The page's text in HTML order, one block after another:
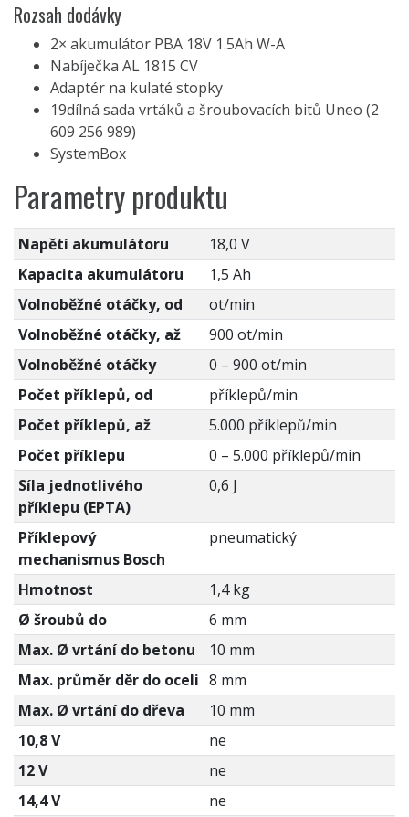
Rozsah dodávky
2× akumulátor PBA 18V 1.5Ah W-A
Nabíječka AL 1815 CV
Adaptér na kulaté stopky
19dílná sada vrtáků a šroubovacích bitů Uneo (2
609 256 989)
SystemBox
Parametry produktu
Napětí akumulátoru
18,0 V
Kapacita akumulátoru
1,5 Ah
Volnoběžné otáčky, od
ot/min
Volnoběžné otáčky, až
900 ot/min
Volnoběžné otáčky
0 – 900 ot/min
Počet příklepů, od
příklepů/min
Počet příklepů, až
5.000 příklepů/min
Počet příklepu
0 – 5.000 příklepů/min
Síla jednotlivého
příklepu (EPTA)
0,6 J
Příklepový
mechanismus Bosch
pneumatický
Hmotnost
1,4 kg
Ø šroubů do
6 mm
Max. Ø vrtání do betonu
10 mm
Max. průměr děr do oceli 8 mm
Max. Ø vrtání do dřeva
10 mm
10,8 V
ne
12 V
ne
14,4 V
ne